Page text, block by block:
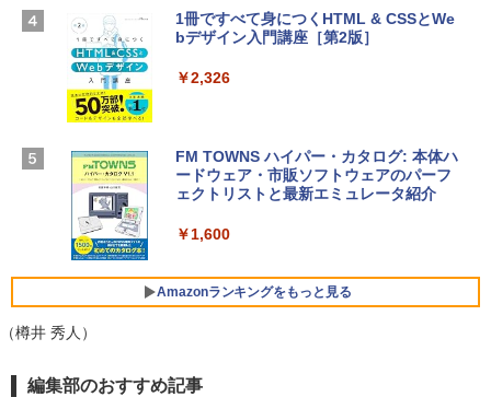
ームカメラ、日本語キーボード、Touch I
D - ミッドナイト
￥298,901
ン 15-fd 15.6インチ 16GBメモリ 512GB
SSD インテル Core 5
FMV ノートパソコン WE1-K3 (MS 365 P
ersonal/Copilotキー搭載/Win 11/15.6型/
Core i5/16GB/SSD 512GB/ホワイト) FM
Robloxギフトカード - 1000 Robux 【限
定バーチャルアイテムを含む】 【オンラ
ラインコード版
Windows版 | Minecraft (マインクラフ
ト): Java & Bedrock Edition | オンライ
1冊ですべて身につくHTML & CSSとWe
bデザイン入門講座［第2版］
￥2,326
FM TOWNS ハイパー・カタログ: 本体ハ
ードウェア・市販ソフトウェアのパーフ
ェクトリストと最新エミュレータ紹介
￥1,600
Amazonランキングをもっと見る
Amazon Kindle Paperwhite (16GB) 7イ
（樽井 秀人）
編集部のおすすめ記事